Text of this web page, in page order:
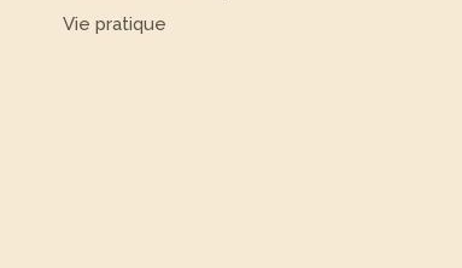
Vie pratique